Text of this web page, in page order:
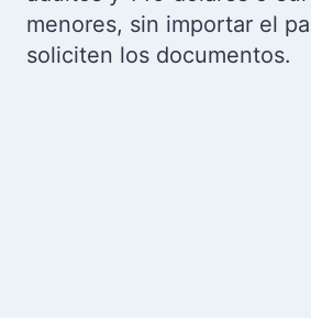
menores, sin importar el
soliciten los documentos.